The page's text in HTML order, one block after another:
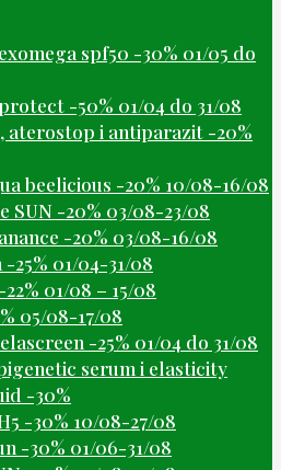
spf50 -30% 01/05 do
-50% 01/04 do 31/08
aterostop i antiparazit -20%
beelicious -20% 10/08-16/08
SUN -20% 03/08-23/08
-20% 03/08-16/08
-25% 01/04-31/08
01/08 – 15/08
05/08-17/08
-25% 01/04 do 31/08
serum i elasticity
-30%
-30% 10/08-27/08
-30% 01/06-31/08